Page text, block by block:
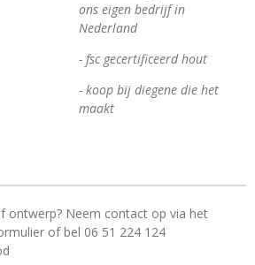
ons eigen bedrijf in
Nederland
- fsc gecertificeerd hout
- koop bij diegene die het
maakt
ontwerp? Neem contact op via het
of bel 06 51 224 124